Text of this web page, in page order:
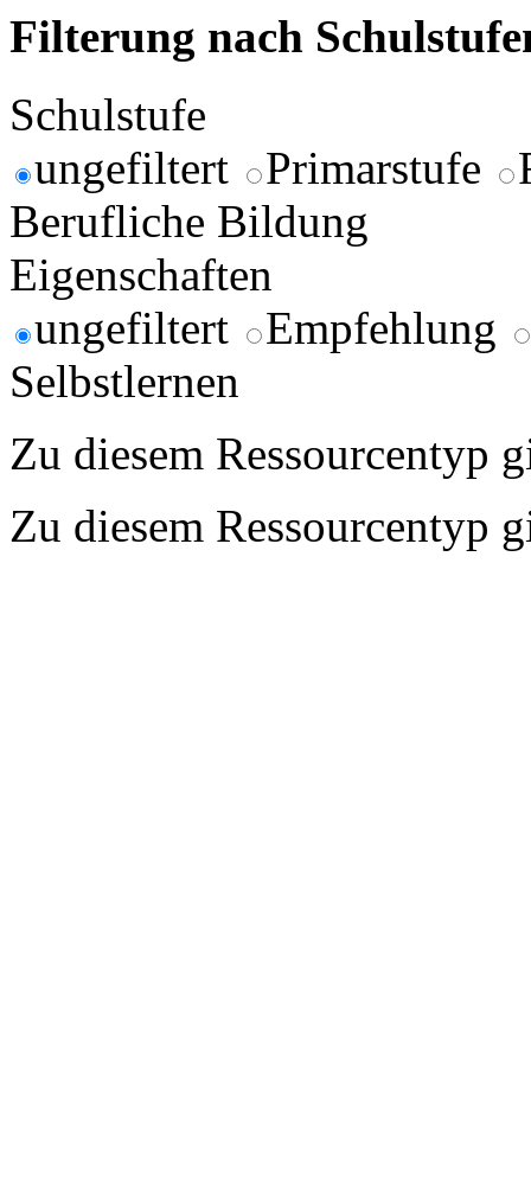
Filterung nach
Schulstufe
ungefiltert
Primarstufe
Berufliche Bildung
Eigenschaften
ungefiltert
Empfehlung
Selbstlernen
Zu diesem Ressourcentyp
Zu diesem Ressourcentyp